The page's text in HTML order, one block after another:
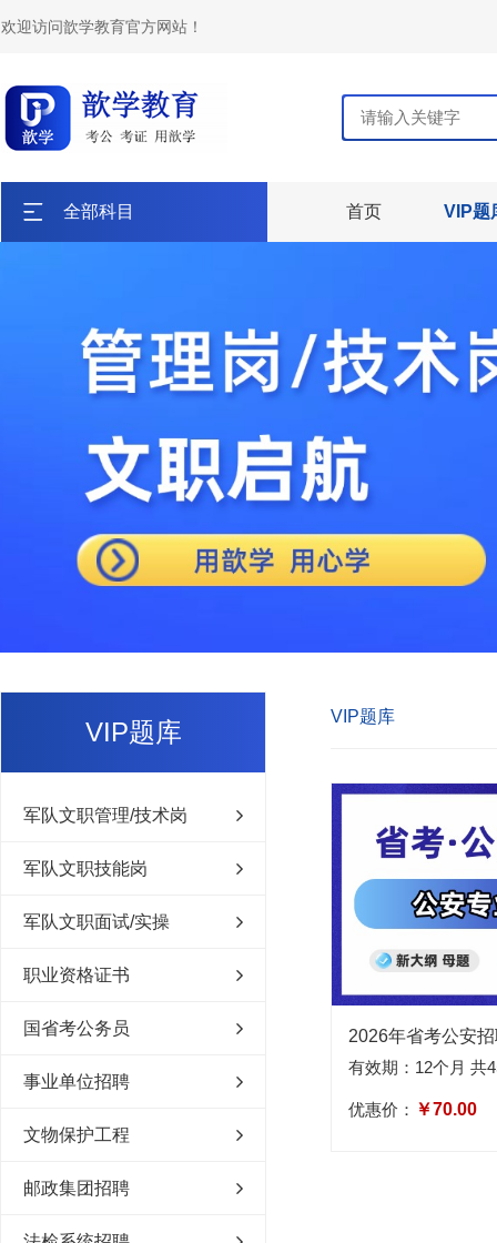
欢迎访问歆学教育官方网站！
全部科目 首页 VIP题
VIP题库
军队文职管理/技术岗
军队文职技能岗
军队文职面试/实操
职业资格证书
国省考公务员
事业单位招聘
文物保护工程
邮政集团招聘
VIP题库
有效期：12个月 共
优惠价： ￥70.00